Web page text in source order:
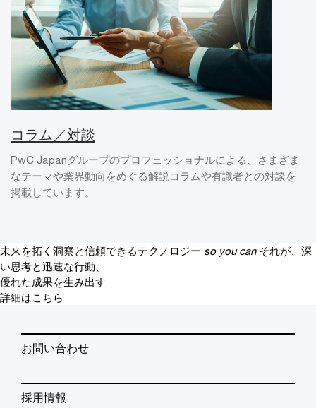
コラム／対談
PwC Japanグループのプロフェッショナルによる、さまざま
なテーマや業界動向をめぐる解説コラムや有識者との対談を
掲載しています。
未来を拓く洞察と信頼できるテクノロジー so you can それが、深
い思考と迅速な行動、
優れた成果を生み出す
詳細はこちら
お問い合わせ
採用情報